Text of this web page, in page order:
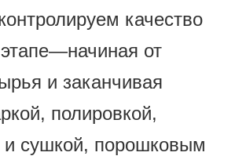
качество
от
и заканчивая
полировкой,
сушкой, порошковым